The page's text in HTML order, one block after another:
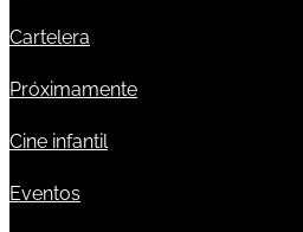
Cartelera
Próximamente
Cine infantil
Eventos